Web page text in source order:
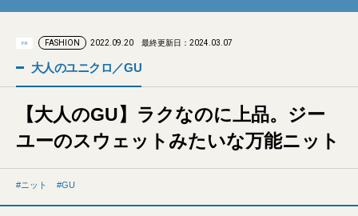
PR FASHION 2022.09.20 最終更新日：2024.03.07
大人のユニクロ／GU
【大人のGU】ラクなのに上品。ジー
ユーのスウェットみたいな万能ニット
ニット GU